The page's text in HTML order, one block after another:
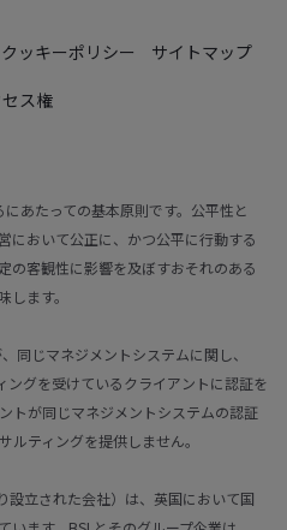
クッキーポリシー
サイトマップ
ス権
あたっての基本原則です。公平性と
において公正に、かつ公平に行動する
の客観性に影響を及ぼすおそれのある
ます。
同じマネジメントシステムに関し、
グを受けているクライアントに認証を
トが同じマネジメントシステムの認証
ルティングを提供しません。
設立された会社）は、英国において国